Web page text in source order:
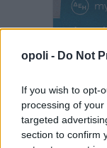
opoli - Do Not
If you wish to opt-
processing of
targeted
section to confirm